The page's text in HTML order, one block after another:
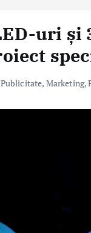
uri și
Publicitate, Marketing,